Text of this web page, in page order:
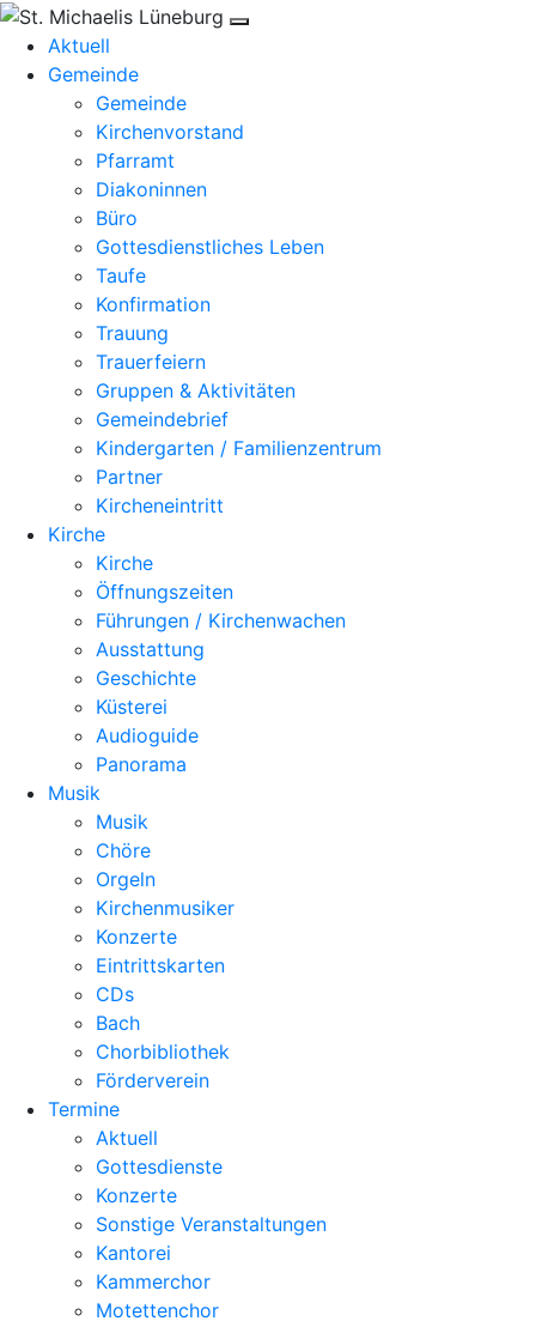
Aktuell
Gemeinde
Gemeinde
Kirchenvorstand
Pfarramt
Diakoninnen
Büro
Gottesdienstliches Leben
Taufe
Konfirmation
Trauung
Trauerfeiern
Gruppen & Aktivitäten
Gemeindebrief
Kindergarten / Familienzentrum
Partner
Kircheneintritt
Kirche
Kirche
Öffnungszeiten
Führungen / Kirchenwachen
Ausstattung
Geschichte
Küsterei
Audioguide
Panorama
Musik
Musik
Chöre
Orgeln
Kirchenmusiker
Konzerte
Eintrittskarten
CDs
Bach
Chorbibliothek
Förderverein
Termine
Aktuell
Gottesdienste
Konzerte
Sonstige Veranstaltungen
Kantorei
Kammerchor
Motettenchor